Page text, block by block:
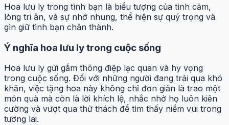
Hoa lưu ly trong tình bạn là biểu tượng của tình cảm,
lòng tri ân, và sự nhớ nhung, thể hiện sự quý trọng và
gìn giữ tình bạn chân thành.
Ý nghĩa hoa lưu ly trong cuộc sống
Hoa lưu ly gửi gắm thông điệp lạc quan và hy vọng
trong cuộc sống. Đối với những người đang trải qua khó
khăn, việc tặng hoa này không chỉ đơn giản là trao một
món quà mà còn là lời khích lệ, nhắc nhở họ luôn kiên
cường và vượt qua thử thách để tìm thấy niềm vui trong
tương lai.